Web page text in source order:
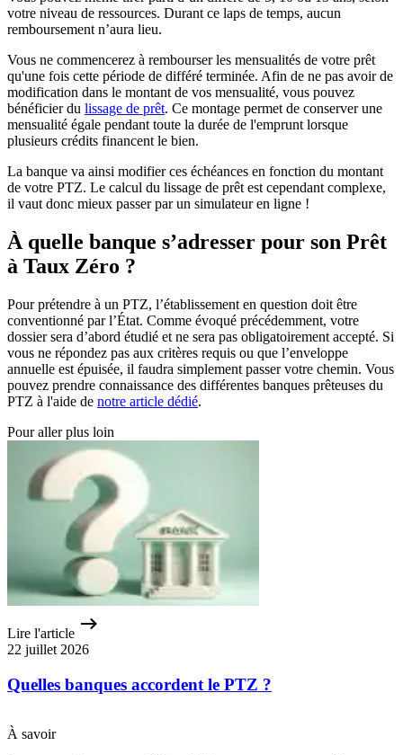
votre niveau de ressources. Durant ce laps de temps, aucun
remboursement n’aura lieu.
Vous ne commencerez à rembourser les mensualités de votre prêt
qu'une fois cette période de différé terminée. Afin de ne pas avoir de
modification dans le montant de vos mensualité, vous pouvez
bénéficier du lissage de prêt. Ce montage permet de conserver une
mensualité égale pendant toute la durée de l'emprunt lorsque
plusieurs crédits financent le bien.
La banque va ainsi modifier ces échéances en fonction du montant
de votre PTZ. Le calcul du lissage de prêt est cependant complexe,
il vaut donc mieux passer par un simulateur en ligne !
À quelle banque s’adresser pour son Prêt
à Taux Zéro ?
Pour prétendre à un PTZ, l’établissement en question doit être
conventionné par l’État. Comme évoqué précédemment, votre
dossier sera d’abord étudié et ne sera pas obligatoirement accepté. Si
vous ne répondez pas aux critères requis ou que l’enveloppe
annuelle est épuisée, il faudra simplement passer votre chemin. Vous
pouvez prendre connaissance des différentes banques prêteuses du
PTZ à l'aide de notre article dédié.
Pour aller plus loin
Lire l'article
22 juillet 2026
Quelles banques accordent le PTZ ?
À savoir